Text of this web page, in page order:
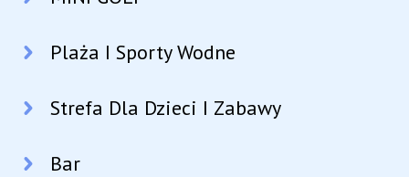
Plaża I Sporty Wodne
Strefa Dla Dzieci I Zabawy
Bar